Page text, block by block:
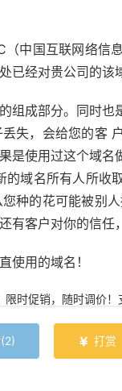
中国互联网络信
经对贵公司的该
组成部分。同时也
失，会给您的客
是使用过这个域名
域名所有人所收
种的花可能被别
有客户对你的信任
使用的域名！
限时促销，随时调价
2)  打赏